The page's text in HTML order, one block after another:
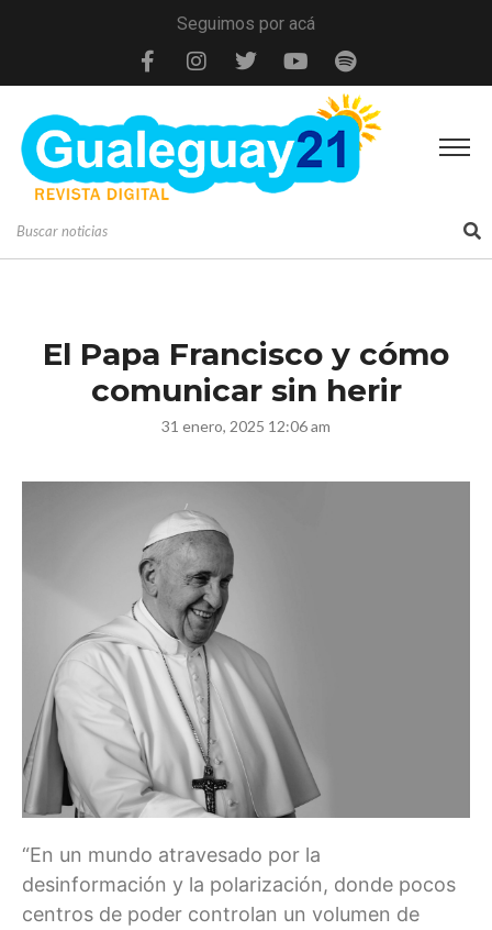
Seguimos por acá
El Papa Francisco y cómo
comunicar sin herir
31 enero, 2025 12:06 am
“En un mundo atravesado por la
desinformación y la polarización, donde pocos
centros de poder controlan un volumen de